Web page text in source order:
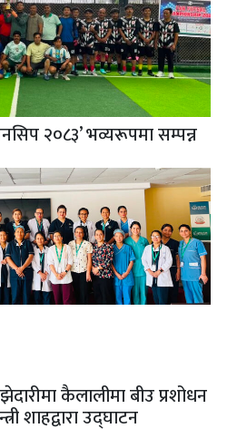
२०८३’ भव्यरूपमा सम्पन्न
कैलालीमा बीउ प्रशोधन
शाहद्वारा उद्घाटन